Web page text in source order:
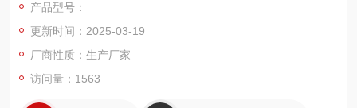
产品型号：
更新时间：2025-03-19
厂商性质：生产厂家
访问量：1563